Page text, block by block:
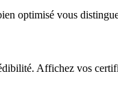
optimisé vous
Affichez vos